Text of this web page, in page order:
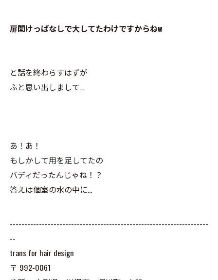
扉開けっぱなしで大してたわけですからねw
と話を終わらすはずが
ふと思い出しまして…
あ！あ！
もしかして用を足してたの
バディだったんじゃね！？
答えは個室の水の中に…
--------------------------------------------------------------------
--
trans for hair design
〒 992-0061